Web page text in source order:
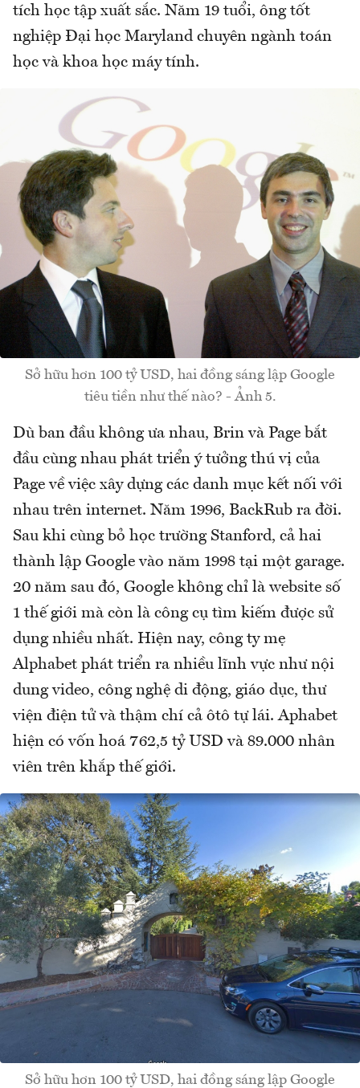
tích học tập xuất sắc. Năm 19 tuổi, ông tốt
nghiệp Đại học Maryland chuyên ngành toán
học và khoa học máy tính.
Sở hữu hơn 100 tỷ USD, hai đồng sáng lập Google
tiêu tiền như thế nào? - Ảnh 5.
Dù ban đầu không ưa nhau, Brin và Page bắt
đầu cùng nhau phát triển ý tưởng thú vị của
Page về việc xây dựng các danh mục kết nối với
nhau trên internet. Năm 1996, BackRub ra đời.
Sau khi cùng bỏ học trường Stanford, cả hai
thành lập Google vào năm 1998 tại một garage.
20 năm sau đó, Google không chỉ là website số
1 thế giới mà còn là công cụ tìm kiếm được sử
dụng nhiều nhất. Hiện nay, công ty mẹ
Alphabet phát triển ra nhiều lĩnh vực như nội
dung video, công nghệ di động, giáo dục, thư
viện điện tử và thậm chí cả ôtô tự lái. Aphabet
hiện có vốn hoá 762,5 tỷ USD và 89.000 nhân
viên trên khắp thế giới.
Sở hữu hơn 100 tỷ USD, hai đồng sáng lập Google